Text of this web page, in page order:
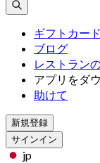
ギフトカード
ブログ
レストラン
アプリをダ
助けて
新規登録
サインイン
jp